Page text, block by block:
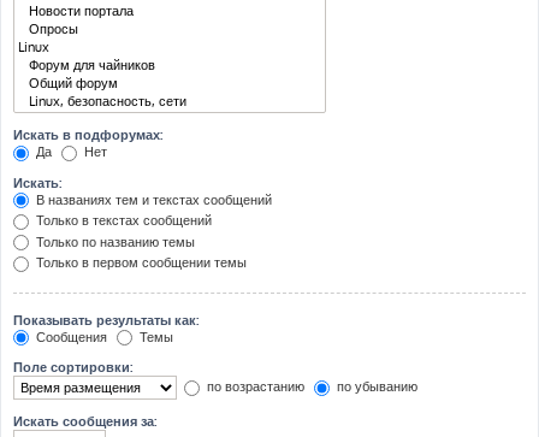
Искать в подфорумах:
Да
Нет
Искать:
В названиях тем и текстах сообщений
Только в текстах сообщений
Только по названию темы
Только в первом сообщении темы
Показывать результаты как:
Сообщения
Темы
Поле сортировки:
по возрастанию
по убыванию
Искать сообщения за: